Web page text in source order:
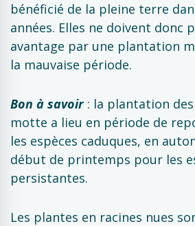
bénéficié de la pleine terre
années. Elles ne doivent donc
avantage par une plantation
la mauvaise période.
Bon à savoir: la plantation des
motte a lieu en période de
les espèces caduques, en
début de printemps pour les
persistantes.
Les plantes en racines nues